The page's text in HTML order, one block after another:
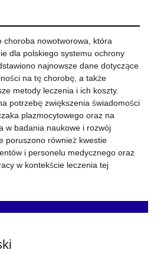
choroba nowotworowa, która
dla polskiego systemu ochrony
najnowsze dane dotyczące
na tę chorobę, a także
metody leczenia i ich koszty.
potrzebę zwiększenia świadomości
plazmocytowego oraz na
w badania naukowe i rozwój
poruszono również kwestie
i personelu medycznego oraz
w kontekście leczenia tej